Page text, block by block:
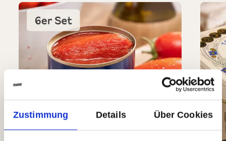
Zustimmung Details Über Cookies
Produktgalerie überspringen